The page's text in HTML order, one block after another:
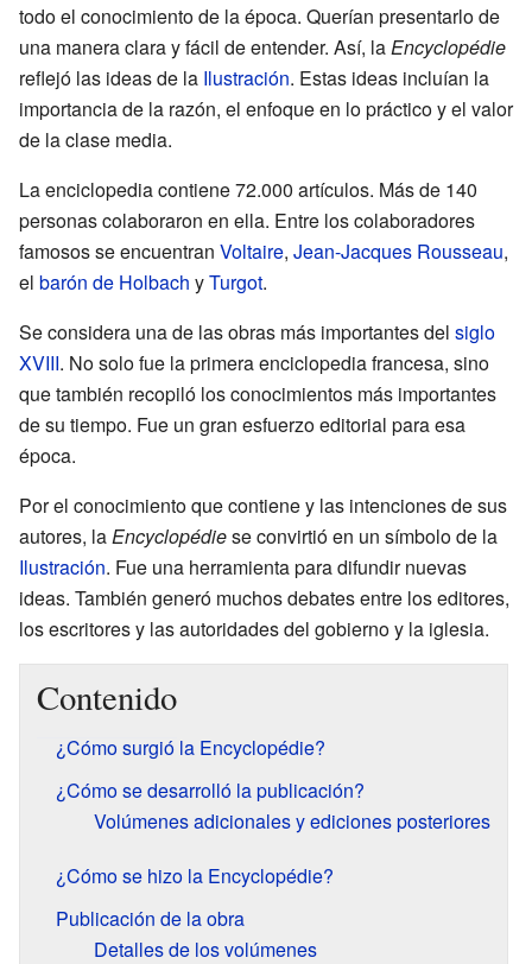
todo el conocimiento de la época. Querían presentarlo de
una manera clara y fácil de entender. Así, laEncyclopédie
reflejó las ideas de la Ilustración. Estas ideas incluían la
importancia de la razón, el enfoque en lo práctico y el valor
de la clase media.
La enciclopedia contiene 72.000 artículos. Más de 140
personas colaboraron en ella. Entre los colaboradores
famosos se encuentran Voltaire, Jean-Jacques Rousseau,
el barón de Holbach yTurgot.
Se considera una de las obras más importantes del siglo
XVIII. No solo fue la primera enciclopedia francesa, sino
que también recopiló los conocimientos más importantes
de su tiempo. Fue un gran esfuerzo editorial para esa
época.
Por el conocimiento que contiene y las intenciones de sus
autores, laEncyclopédiese convirtió en un símbolo de la
Ilustración. Fue una herramienta para difundir nuevas
ideas. También generó muchos debates entre los editores,
los escritores y las autoridades del gobierno y la iglesia.
Contenido
¿Cómo surgió la Encyclopédie?
¿Cómo se desarrolló la publicación?
Volúmenes adicionales y ediciones posteriores
¿Cómo se hizo la Encyclopédie?
Publicación de la obra
Detalles de los volúmenes